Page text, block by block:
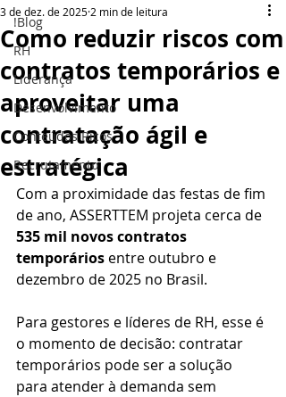
!Blog
RH
Liderança
Desenvolvimento
Conteúdos Ricos
Recrutamento
Como reduzir riscos com
contratos temporários e
aproveitar uma
contratação ágil e
estratégica
3 de dez. de 2025 2 min de leitura
Com a proximidade das festas de fim
de ano, ASSERTTEM projeta cerca de
535 mil novos contratos
temporários entre outubro e
dezembro de 2025 no Brasil.
Para gestores e líderes de RH, esse é
o momento de decisão: contratar
temporários pode ser a solução
para atender à demanda sem